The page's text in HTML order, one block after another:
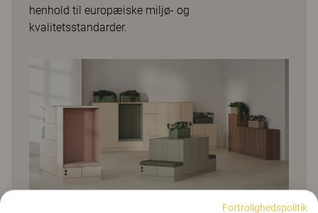
henhold til europæiske miljø- og
kvalitetsstandarder.
Fortrolighedspolitik